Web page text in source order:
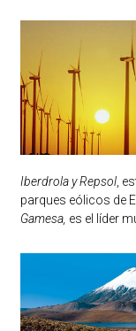
Iberdrola y Repsol,
parques eólicos de
Gamesa, es el líder